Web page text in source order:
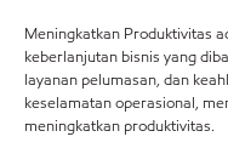
Meningkatkan Produktivitas
keberlanjutan bisnis yang
layanan pelumasan, dan
keselamatan operasional,
meningkatkan produktivitas.